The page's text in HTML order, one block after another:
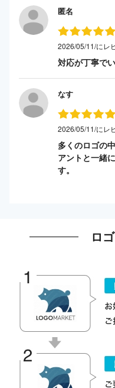
匿名
2026/05/11/にレ
対応が丁寧で
なす
2026/05/11/にレ
多くのロゴの
アントと一緒
す。
ロ